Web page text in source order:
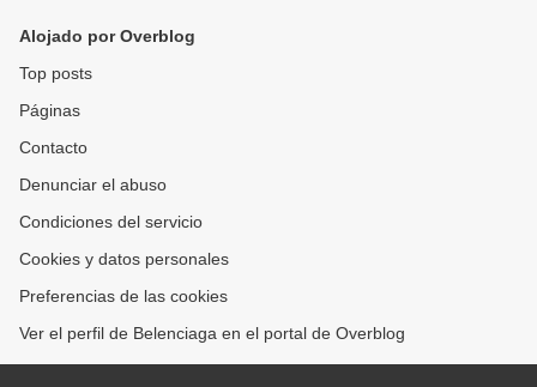
Alojado por Overblog
Top posts
Páginas
Contacto
Denunciar el abuso
Condiciones del servicio
Cookies y datos personales
Preferencias de las cookies
Ver el perfil de Belenciaga en el portal de Overblog